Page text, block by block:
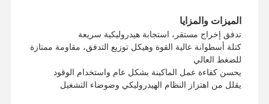
طريقة الشحن
الميزات والمزايا
تدفق إخراج مستقر، استجابة هيدروليكية سريعة
كتلة أسطوانة عالية القوة وهيكل توزيع التدفق، مقاومة ممتازة
للضغط العالي
يحسن كفاءة عمل الماكينة بشكل عام واستخدام الوقود
يقلل من اهتزاز النظام الهيدروليكي وضوضاء التشغيل